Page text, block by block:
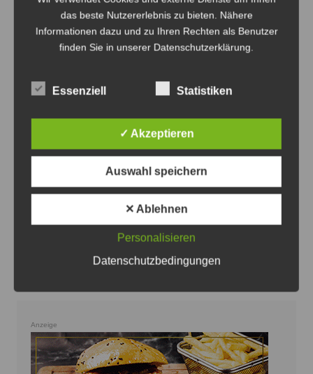
Unterstützung zu - Foto: SPD
SPD-Kandidatin Bender sichert
Frauenhäusern und Beratungsstellen
Unterstützung zu
Anzeige
das beste Nutzererlebnis zu bieten. Nähere
Informationen dazu und zu Ihren Rechten als Benutzer
finden Sie in unserer Datenschutzerklärung.
Essenziell Statistiken
✓ Akzeptieren
Auswahl speichern
✕ Ablehnen
Personalisieren
Datenschutzbedingungen